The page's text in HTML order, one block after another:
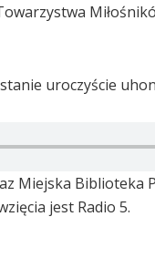
uroczyście
Miejska Biblioteka
jest Radio 5.